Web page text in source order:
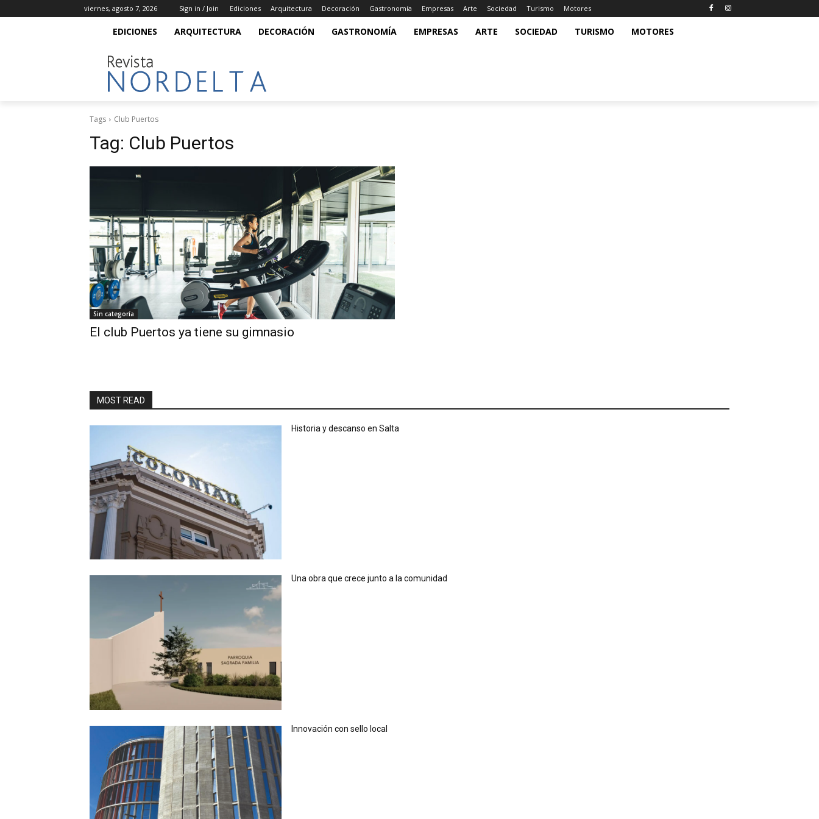
viernes, agosto 7, 2026 Sign in / Join Ediciones Arquitectura Decoración Gastronomía Empresas Arte Sociedad Turismo Motores
EDICIONES ARQUITECTURA DECORACIÓN GASTRONOMÍA EMPRESAS ARTE SOCIEDAD TURISMO MOTORES
Tags Club Puertos
Tag: Club Puertos
Sin categoría
El club Puertos ya tiene su gimnasio
MOST READ
Historia y descanso en Salta
Una obra que crece junto a la comunidad
Innovación con sello local